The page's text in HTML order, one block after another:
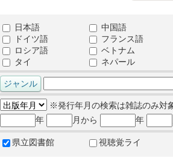
日本語
中国語
ドイツ語
フランス語
ロシア語
ベトナム
タイ
ネパール
※発行年月の検索は雑誌のみ対
年
月から 年
県立図書館 視聴覚ライ